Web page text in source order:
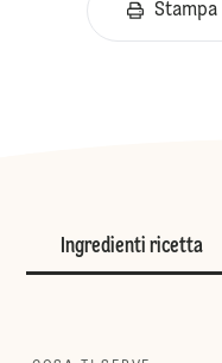
Stampa
Ingredienti ricetta